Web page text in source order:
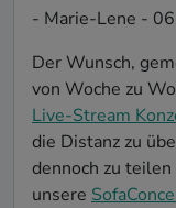
- Marie-Lene -
Der Wunsch,
von Woche zu
Live-Stream
die Distanz zu
dennoch zu
unsere